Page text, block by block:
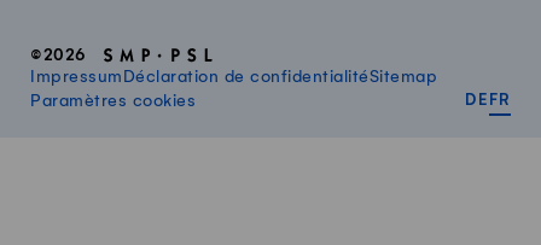
©2026
Impressum Déclaration de confidentialitéSitemap
Paramètres cookies
DE FR